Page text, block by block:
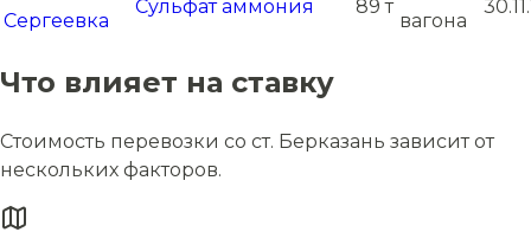
Сергеевка
Сульфат аммония 89 т
вагона
Что влияет на ставку
Стоимость перевозки со ст. Берказань зависит от
нескольких факторов.